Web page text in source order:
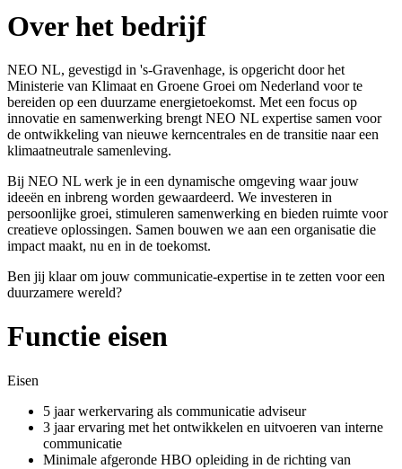
Over het bedrijf
NEO NL, gevestigd in 's-Gravenhage, is opgericht door het
Ministerie van Klimaat en Groene Groei om Nederland voor te
bereiden op een duurzame energietoekomst. Met een focus op
innovatie en samenwerking brengt NEO NL expertise samen voor
de ontwikkeling van nieuwe kerncentrales en de transitie naar een
klimaatneutrale samenleving.
Bij NEO NL werk je in een dynamische omgeving waar jouw
ideeën en inbreng worden gewaardeerd. We investeren in
persoonlijke groei, stimuleren samenwerking en bieden ruimte voor
creatieve oplossingen. Samen bouwen we aan een organisatie die
impact maakt, nu en in de toekomst.
Ben jij klaar om jouw communicatie-expertise in te zetten voor een
duurzamere wereld?
Functie eisen
Eisen
5 jaar werkervaring als communicatie adviseur
3 jaar ervaring met het ontwikkelen en uitvoeren van interne
communicatie
Minimale afgeronde HBO opleiding in de richting van